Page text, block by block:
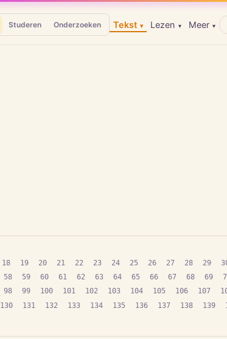
Studeren Onderzoeken Tekst ▾ Lezen ▾ Meer ▾
18 19 20 21 22 23 24 25 26 27 28 29
58 59 60 61 62 63 64 65 66 67 68 69
98 99 100 101 102 103 104 105 106 107
130 131 132 133 134 135 136 137 138 139